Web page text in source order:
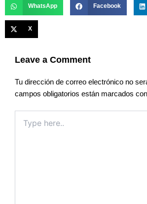
WhatsApp Facebook
X
Leave a Comment
Tu dirección de correo electrónico no
campos obligatorios están marcados con
here..